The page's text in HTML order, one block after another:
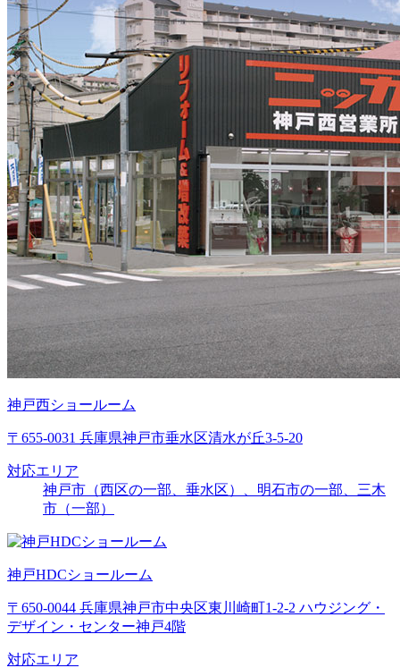
神戸西ショールーム
〒655-0031 兵庫県神戸市垂水区清水が丘3-5-20
対応エリア
神戸市（西区の一部、垂水区）、明石市の一部、三木
市（一部）
神戸HDCショールーム
〒650-0044 兵庫県神戸市中央区東川崎町1-2-2 ハウジング・
デザイン・センター神戸4階
対応エリア